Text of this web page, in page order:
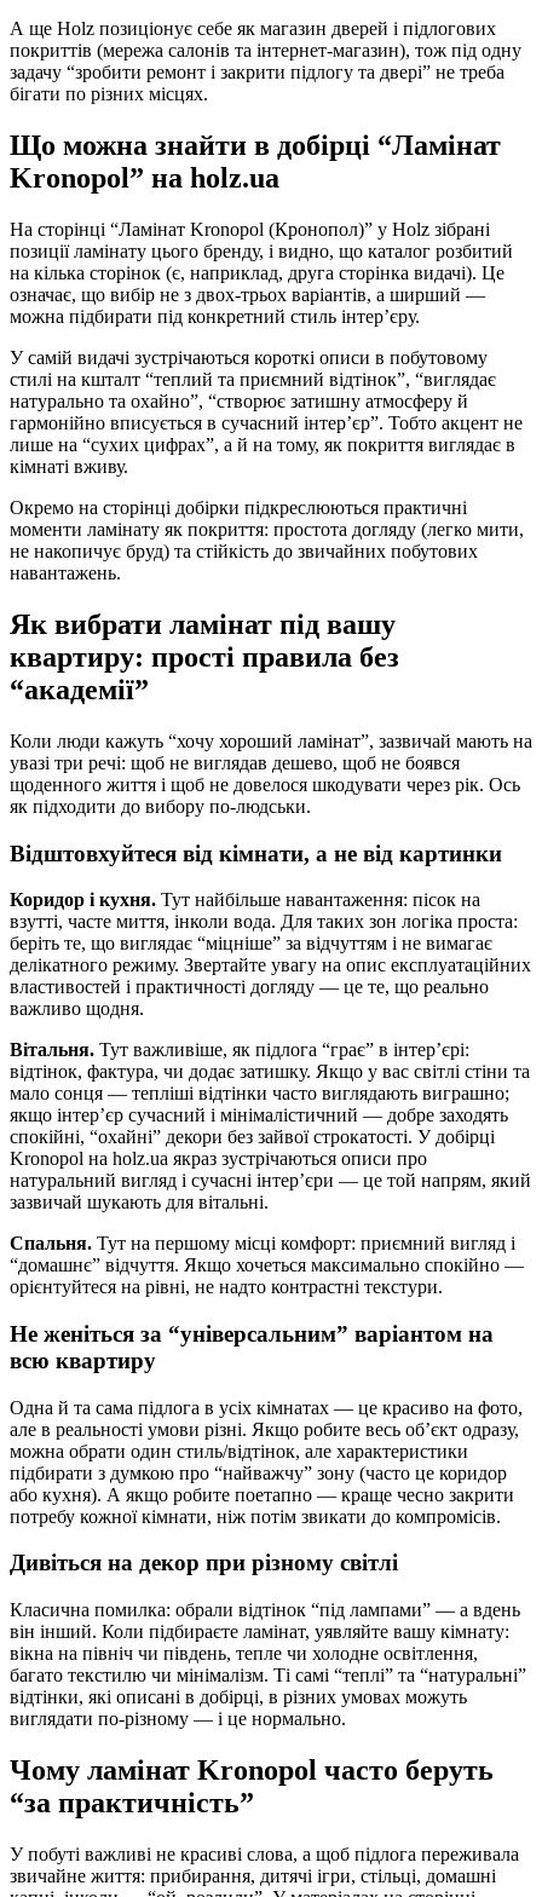
А ще Holz позиціонує себе як магазин дверей і підлогових
покриттів (мережа салонів та інтернет-магазин), тож під одну
задачу “зробити ремонт і закрити підлогу та двері” не треба
бігати по різних місцях.
Що можна знайти в добірці “Ламінат
Kronopol” на holz.ua
На сторінці “Ламінат Kronopol (Кронопол)” у Holz зібрані
позиції ламінату цього бренду, і видно, що каталог розбитий
на кілька сторінок (є, наприклад, друга сторінка видачі). Це
означає, що вибір не з двох-трьох варіантів, а ширший —
можна підбирати під конкретний стиль інтер’єру.
У самій видачі зустрічаються короткі описи в побутовому
стилі на кшталт “теплий та приємний відтінок”, “виглядає
натурально та охайно”, “створює затишну атмосферу й
гармонійно вписується в сучасний інтер’єр”. Тобто акцент не
лише на “сухих цифрах”, а й на тому, як покриття виглядає в
кімнаті вживу.
Окремо на сторінці добірки підкреслюються практичні
моменти ламінату як покриття: простота догляду (легко мити,
не накопичує бруд) та стійкість до звичайних побутових
навантажень.
Як вибрати ламінат під вашу
квартиру: прості правила без
“академії”
Коли люди кажуть “хочу хороший ламінат”, зазвичай мають на
увазі три речі: щоб не виглядав дешево, щоб не боявся
щоденного життя і щоб не довелося шкодувати через рік. Ось
як підходити до вибору по-людськи.
Відштовхуйтеся від кімнати, а не від картинки
Коридор і кухня. Тут найбільше навантаження: пісок на
взутті, часте миття, інколи вода. Для таких зон логіка проста:
беріть те, що виглядає “міцніше” за відчуттям і не вимагає
делікатного режиму. Звертайте увагу на опис експлуатаційних
властивостей і практичності догляду — це те, що реально
важливо щодня.
Вітальня. Тут важливіше, як підлога “грає” в інтер’єрі:
відтінок, фактура, чи додає затишку. Якщо у вас світлі стіни та
мало сонця — тепліші відтінки часто виглядають виграшно;
якщо інтер’єр сучасний і мінімалістичний — добре заходять
спокійні, “охайні” декори без зайвої строкатості. У добірці
Kronopol на holz.ua якраз зустрічаються описи про
натуральний вигляд і сучасні інтер’єри — це той напрям, який
зазвичай шукають для вітальні.
Спальня. Тут на першому місці комфорт: приємний вигляд і
“домашнє” відчуття. Якщо хочеться максимально спокійно —
орієнтуйтеся на рівні, не надто контрастні текстури.
Не женіться за “універсальним” варіантом на
всю квартиру
Одна й та сама підлога в усіх кімнатах — це красиво на фото,
але в реальності умови різні. Якщо робите весь об’єкт одразу,
можна обрати один стиль/відтінок, але характеристики
підбирати з думкою про “найважчу” зону (часто це коридор
або кухня). А якщо робите поетапно — краще чесно закрити
потребу кожної кімнати, ніж потім звикати до компромісів.
Дивіться на декор при різному світлі
Класична помилка: обрали відтінок “під лампами” — а вдень
він інший. Коли підбираєте ламінат, уявляйте вашу кімнату:
вікна на північ чи південь, тепле чи холодне освітлення,
багато текстилю чи мінімалізм. Ті самі “теплі” та “натуральні”
відтінки, які описані в добірці, в різних умовах можуть
виглядати по-різному — і це нормально.
Чому ламінат Kronopol часто беруть
“за практичність”
У побуті важливі не красиві слова, а щоб підлога переживала
звичайне життя: прибирання, дитячі ігри, стільці, домашні